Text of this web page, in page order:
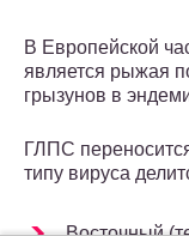
В Европейской
является рыжая
грызунов в
ГЛПС
типу вируса